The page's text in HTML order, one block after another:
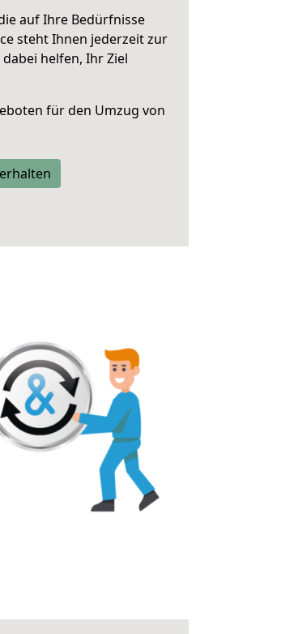
auf Ihre Bedürfnisse
steht Ihnen jederzeit zur
helfen, Ihr Ziel
für den Umzug von